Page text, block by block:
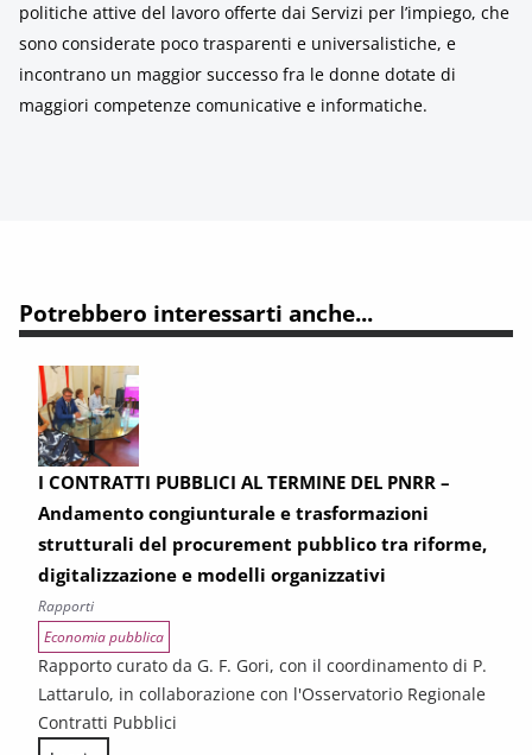
politiche attive del lavoro offerte dai Servizi per l’impiego, che
sono considerate poco trasparenti e universalistiche, e
incontrano un maggior successo fra le donne dotate di
maggiori competenze comunicative e informatiche.
Potrebbero interessarti anche...
I CONTRATTI PUBBLICI AL TERMINE DEL PNRR –
Andamento congiunturale e trasformazioni
strutturali del procurement pubblico tra riforme,
digitalizzazione e modelli organizzativi
Rapporti
Economia pubblica
Rapporto curato da G. F. Gori, con il coordinamento di P.
Lattarulo, in collaborazione con l'Osservatorio Regionale
Contratti Pubblici